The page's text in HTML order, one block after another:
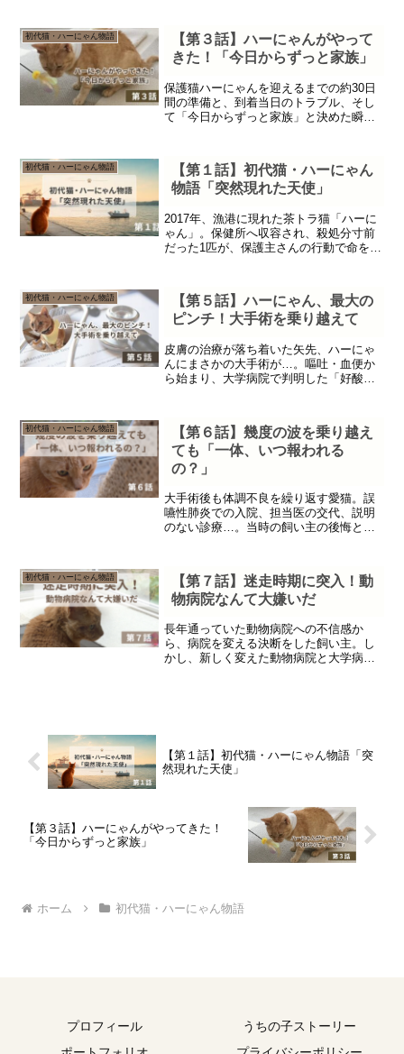
飼うこと自体が初めての私は、ただ必死
に、目の当たりにした...
初代猫・ハーにゃん物語
【第３話】ハーにゃんがやって
きた！「今日からずっと家族」
保護猫ハーにゃんを迎えるまでの約30日
間の準備と、到着当日のトラブル、そし
て「今日からずっと家族」と決めた瞬間
初代猫・ハーにゃん物語
【第１話】初代猫・ハーにゃん
物語「突然現れた天使」
2017年、漁港に現れた茶トラ猫「ハーに
ゃん」。保健所へ収容され、殺処分寸前
だった1匹が、保護主さんの行動で命をつ
初代猫・ハーにゃん物語
【第５話】ハーにゃん、最大の
ピンチ！大手術を乗り越えて
皮膚の治療が落ち着いた矢先、ハーにゃ
んにまさかの大手術が…。嘔吐・血便か
ら始まり、大学病院で判明した「好酸球
です。
初代猫・ハーにゃん物語
【第６話】幾度の波を乗り越え
ても「一体、いつ報われる
の？」
大手術後も体調不良を繰り返す愛猫。誤
嚥性肺炎での入院、担当医の交代、説明
のない診療…。当時の飼い主の後悔と葛
初代猫・ハーにゃん物語
【第７話】迷走時期に突入！動
物病院なんて大嫌いだ
長年通っていた動物病院への不信感か
ら、病院を変える決断をした飼い主。し
かし、新しく変えた動物病院と大学病院
【第１話】初代猫・ハーにゃん物語「突
然現れた天使」
【第３話】ハーにゃんがやってきた！
「今日からずっと家族」
ホーム 初代猫・ハーにゃん物語
プロフィール
うちの子ストーリー